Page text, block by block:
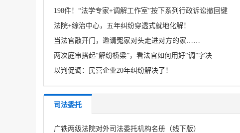
198件！“法学专家+调解工作室”按下系列行政诉讼撤回键
法院+综治中心，五年纠纷穿透式就地化解！
当法官敲开门，邀请冤家对头走进对方的家……
两次庭审搭起“解纷桥梁”，看法官如何用好“调”字决
以判促调：民营企业20年纠纷解决了！
司法委托
广铁两级法院对外司法委托机构名册（线下版）